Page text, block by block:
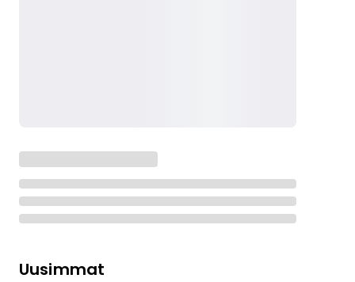
Uusimmat